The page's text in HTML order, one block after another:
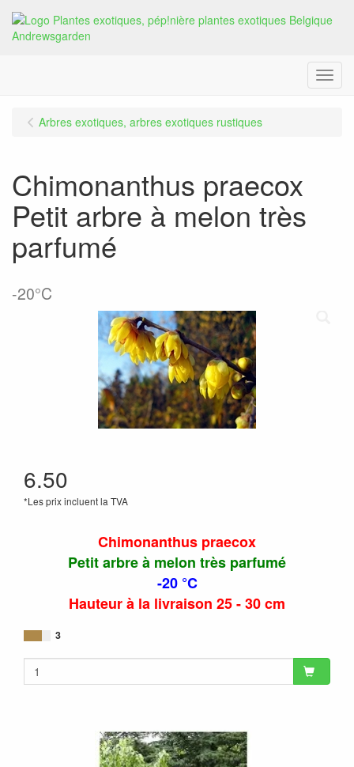
Menu
Arbres exotiques, arbres exotiques rustiques
Chimonanthus praecox
Petit arbre à melon très
parfumé
-20°C
6.50
*Les prix incluent la TVA
Chimonanthus praecox
Petit arbre à melon très parfumé
-20 °C
Hauteur à la livraison 25 - 30 cm
3